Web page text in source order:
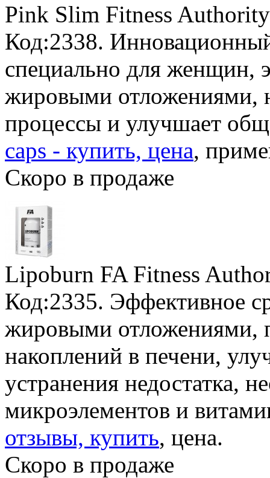
Pink Slim Fitness Authority
Код:2338.
специально для женщин,
жировыми отложениями,
процессы и улучшает
caps - купить, цена,
Скоро в продаже
Lipoburn FA Fitness
Код:2335. Эффективное
жировыми отложениями,
накоплений в печени,
устранения недостатка,
микроэлементов и
отзывы, купить, цена.
Скоро в продаже